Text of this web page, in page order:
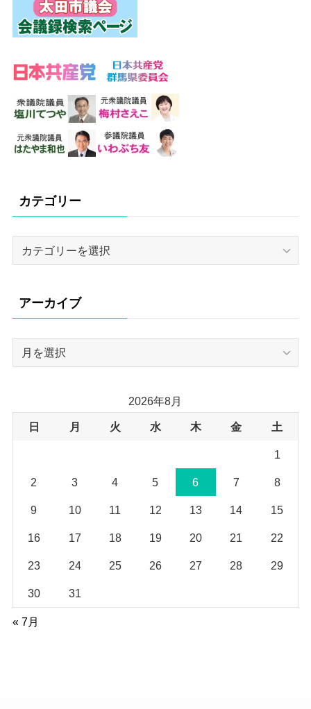
カテゴリー
リ
ー
アーカイブ
ブ
2026年8月
日 月 火 水 木 金 土
1
2 3 4 5 6 7 8
9 10 11 12 13 14 15
16 17 18 19 20 21 22
23 24 25 26 27 28 29
30 31
« 7月